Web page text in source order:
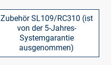
Zubehör SL109/RC310 (ist
von der 5-Jahres-
Systemgarantie
ausgenommen)